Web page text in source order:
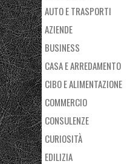
AUTO E TRASPORTI
AZIENDE
BUSINESS
CASA E ARREDAMENTO
CIBO E ALIMENTAZIONE
COMMERCIO
CONSULENZE
CURIOSITÀ
EDILIZIA